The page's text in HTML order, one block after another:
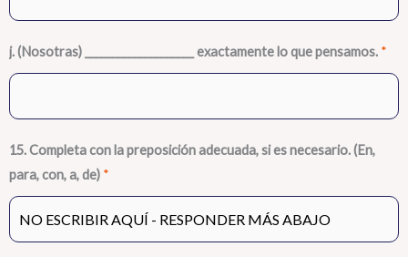
j. (Nosotras) ____________________ exactamente lo que pensamos. *
15. Completa con la preposición adecuada, si es necesario. (En,
para, con, a, de) *